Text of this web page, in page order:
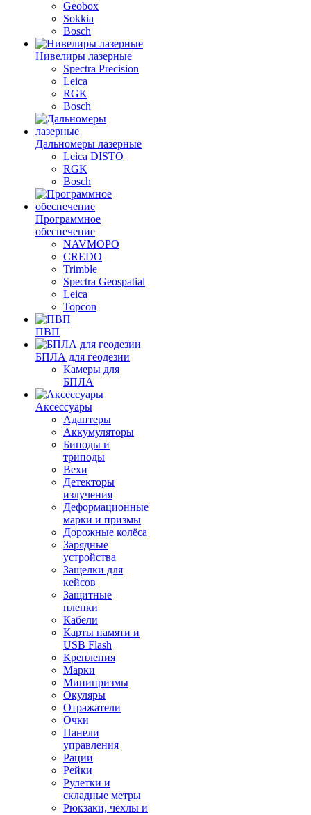
Geobox
Sokkia
Bosch
Нивелиры лазерные
Spectra Precision
Leica
RGK
Bosch
Дальномеры лазерные
Leica DISTO
RGK
Bosch
Программное
обеспечение
NAVMOPO
CREDO
Trimble
Spectra Geospatial
Leica
Topcon
ПВП
БПЛА для геодезии
Камеры для
БПЛА
Аксессуары
Адаптеры
Аккумуляторы
Биподы и
триподы
Вехи
Детекторы
излучения
Деформационные
марки и призмы
Дорожные колёса
Зарядные
устройства
Защелки для
кейсов
Защитные
пленки
Кабели
Карты памяти и
USB Flash
Крепления
Марки
Минипризмы
Окуляры
Отражатели
Очки
Панели
управления
Рации
Рейки
Рулетки и
складные метры
Рюкзаки, чехлы и